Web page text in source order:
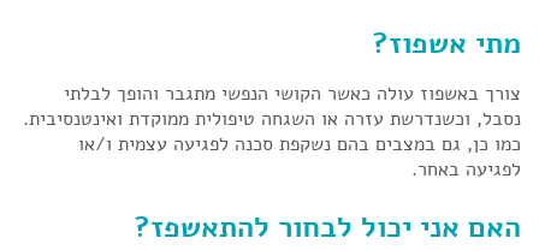
מתי אשפוז?
צורך באשפוז עולה כאשר הקושי הנפשי מתגבר והופך לבלתי
נסבל, וכשנדרשת עזרה או השגחה טיפולית ממוקדת ואינטנסיבית.
כמו כן, גם במצבים בהם נשקפת סכנה לפגיעה עצמית ו/או
לפגיעה באחר.
האם אני יכול לבחור להתאשפז?